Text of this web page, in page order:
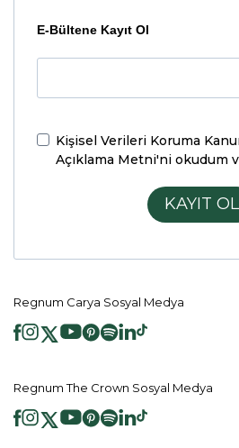
E-Bültene Kayıt Ol
Kişisel Verileri Koruma
Açıklama Metni'ni okudum
KAYIT OL
Regnum Carya Sosyal Medya
Regnum The Crown Sosyal Medya